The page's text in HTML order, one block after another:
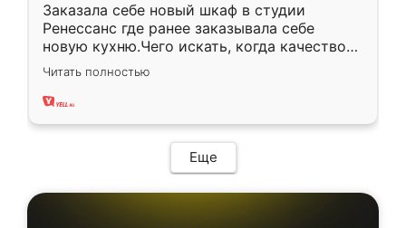
Заказала себе новый шкаф в студии
Ренессанс где ранее заказывала себе
новую кухню.Чего искать, когда качеством
вполне довольна. Служит кухня уже почти
два года, нареканий нет.
Читать полностью
Еще